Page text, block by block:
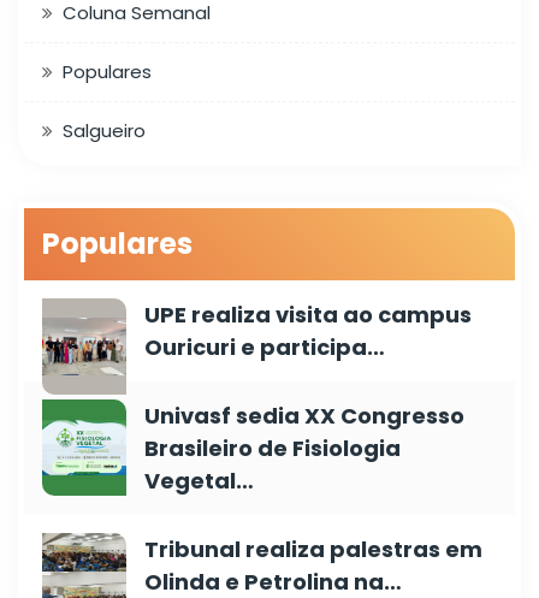
Coluna Semanal
Populares
Salgueiro
Populares
UPE realiza visita ao campus
Ouricuri e participa…
Univasf sedia XX Congresso
Brasileiro de Fisiologia
Vegetal…
Tribunal realiza palestras em
Olinda e Petrolina na…